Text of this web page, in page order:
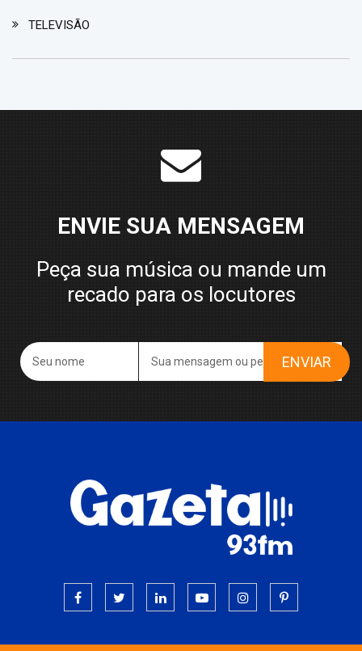
TELEVISÃO
ENVIE SUA MENSAGEM
Peça sua música ou mande um
recado para os locutores
ENVIAR